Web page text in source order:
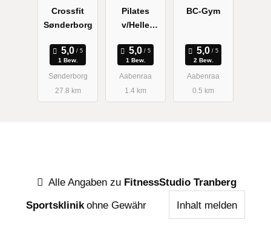
Crossfit
Sønderborg
1 Bew.
Sønderborg
27.8 km
Pilates
v/Helle
1 Bew.
Aabenraa
1.4 km
BC-Gym
2 Bew.
Aabenraa
0.5 km
Alle Angaben zu FitnessStudio Tranberg
Sportsklinik ohne Gewähr Inhalt melden